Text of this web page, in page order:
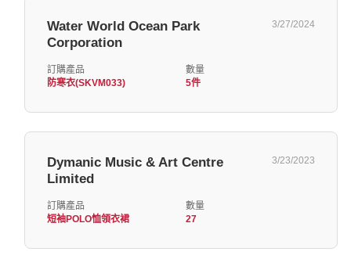
Water World Ocean Park
Corporation
3/27/2024
訂購產品
防寒衣(SKVM033)
數量
5件
Dymanic Music & Art Centre
Limited
3/23/2023
訂購產品
短袖POLO恤領衣裙
數量
27